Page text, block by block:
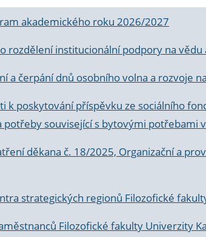
akademického roku 2026/2027
rozdělení institucionální podpory na
a čerpání dnů osobního volna a rozvoje
k poskytování příspěvku ze sociálního
potřeby související s bytovými potřebami
děkana č. 18/2025, Organizační a
strategických regionů Filozofické
Filozofické fakulty Univerzity